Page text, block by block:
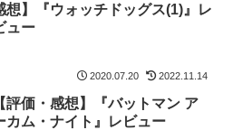
想】『ウォッチドッグス(1)』レ
ュー
2020.07.20 2022.11.14
【評価・感想】『バットマン ア
カム・ナイト』レビュー